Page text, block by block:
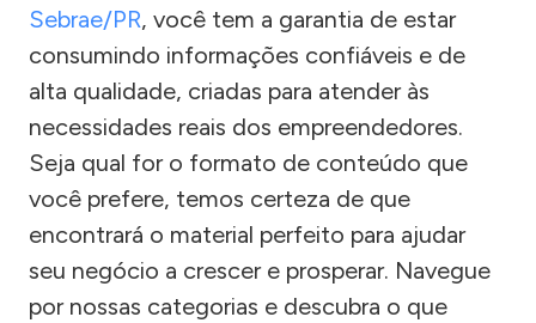
Sebrae/PR, você tem a garantia de estar
consumindo informações confiáveis e de
alta qualidade, criadas para atender às
necessidades reais dos empreendedores.
Seja qual for o formato de conteúdo que
você prefere, temos certeza de que
encontrará o material perfeito para ajudar
seu negócio a crescer e prosperar. Navegue
por nossas categorias e descubra o que